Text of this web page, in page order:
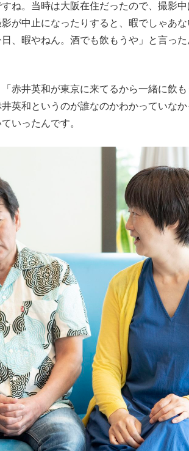
ね。当時は大阪在住だったので、撮影
が中止になったりすると、暇でしゃあ
、暇やねん。酒でも飲もうや」と言っ
赤井英和が東京に来てるから一緒に飲
英和というのが誰なのかわかっていな
いったんです。